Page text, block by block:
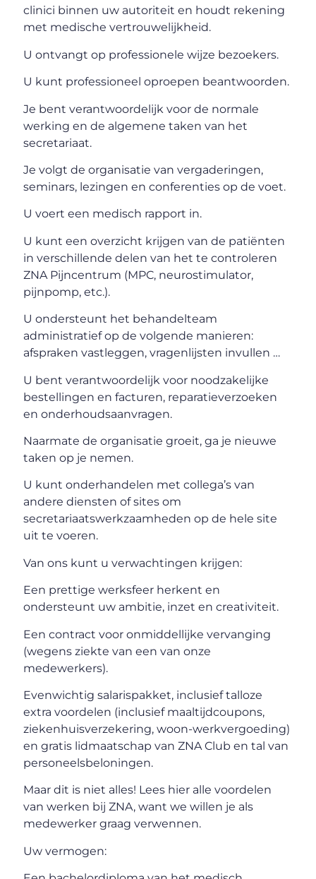
clinici binnen uw autoriteit en houdt rekening
met medische vertrouwelijkheid.
U ontvangt op professionele wijze bezoekers.
U kunt professioneel oproepen beantwoorden.
Je bent verantwoordelijk voor de normale
werking en de algemene taken van het
secretariaat.
Je volgt de organisatie van vergaderingen,
seminars, lezingen en conferenties op de voet.
U voert een medisch rapport in.
U kunt een overzicht krijgen van de patiënten
in verschillende delen van het te controleren
ZNA Pijncentrum (MPC, neurostimulator,
pijnpomp, etc.).
U ondersteunt het behandelteam
administratief op de volgende manieren:
afspraken vastleggen, vragenlijsten invullen …
U bent verantwoordelijk voor noodzakelijke
bestellingen en facturen, reparatieverzoeken
en onderhoudsaanvragen.
Naarmate de organisatie groeit, ga je nieuwe
taken op je nemen.
U kunt onderhandelen met collega’s van
andere diensten of sites om
secretariaatswerkzaamheden op de hele site
uit te voeren.
Van ons kunt u verwachtingen krijgen:
Een prettige werksfeer herkent en
ondersteunt uw ambitie, inzet en creativiteit.
Een contract voor onmiddellijke vervanging
(wegens ziekte van een van onze
medewerkers).
Evenwichtig salarispakket, inclusief talloze
extra voordelen (inclusief maaltijdcoupons,
ziekenhuisverzekering, woon-werkvergoeding)
en gratis lidmaatschap van ZNA Club en tal van
personeelsbeloningen.
Maar dit is niet alles! Lees hier alle voordelen
van werken bij ZNA, want we willen je als
medewerker graag verwennen.
Uw vermogen: